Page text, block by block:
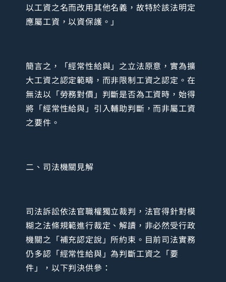
以工資之名而改用其他名義，故特於該法明定
應屬工資，以資保護。」
簡言之，「經常性給與」之立法原意，實為擴
大工資之認定範疇，而非限制工資之認定。在
無法以「勞務對價」判斷是否為工資時，始得
將「經常性給與」引入輔助判斷，而非屬工資
之要件。
二、司法機關見解
司法訴訟依法官職權獨立裁判，法官得針對模
糊之法條規範進行裁定、解讀，非必然受行政
機關之「補充認定說」所約束。目前司法實務
仍多認「經常性給與」為判斷工資之「要
件」，以下判決供參：